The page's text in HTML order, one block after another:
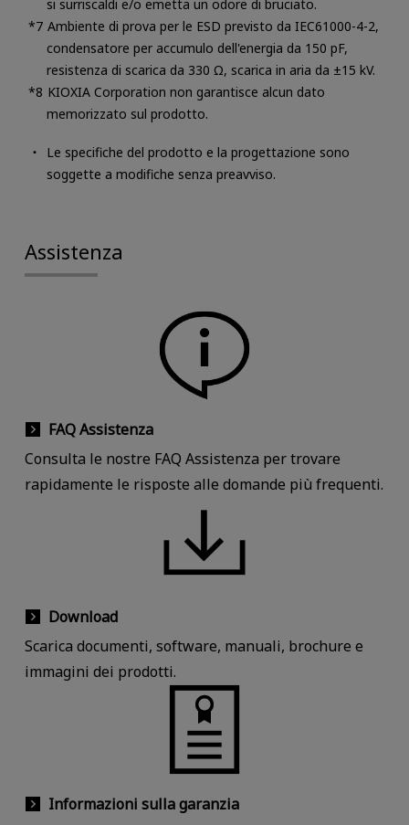
si surriscaldi e/o emetta un odore di bruciato.
Ambiente di prova per le ESD previsto da IEC61000-4-2,
condensatore per accumulo dell'energia da 150 pF,
resistenza di scarica da 330 Ω, scarica in aria da ±15 kV.
KIOXIA Corporation non garantisce alcun dato
memorizzato sul prodotto.
Le specifiche del prodotto e la progettazione sono
soggette a modifiche senza preavviso.
Assistenza
FAQ Assistenza
Consulta le nostre FAQ Assistenza per trovare
rapidamente le risposte alle domande più frequenti.
Download
Scarica documenti, software, manuali, brochure e
immagini dei prodotti.
Informazioni sulla garanzia